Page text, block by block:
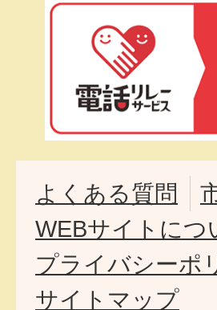
よくある質問
WEBサイトにつ
プライバシーポ
サイトマップ